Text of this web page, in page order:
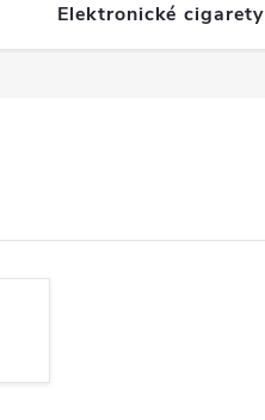
Elektronické cigarety